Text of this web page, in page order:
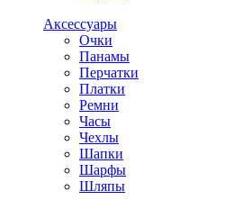
Аксессуары
Очки
Панамы
Перчатки
Платки
Ремни
Часы
Чехлы
Шапки
Шарфы
Шляпы